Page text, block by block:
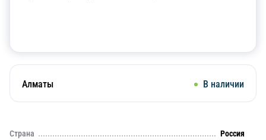
Алматы В наличии
Страна
Россия